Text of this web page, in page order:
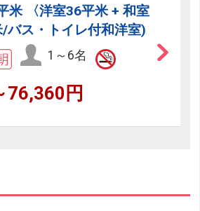
米 〈洋室36平米 + 和室
バス・トイレ付和洋室)
1～6名
76,360円